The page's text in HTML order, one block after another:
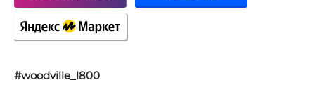
#woodville_l800